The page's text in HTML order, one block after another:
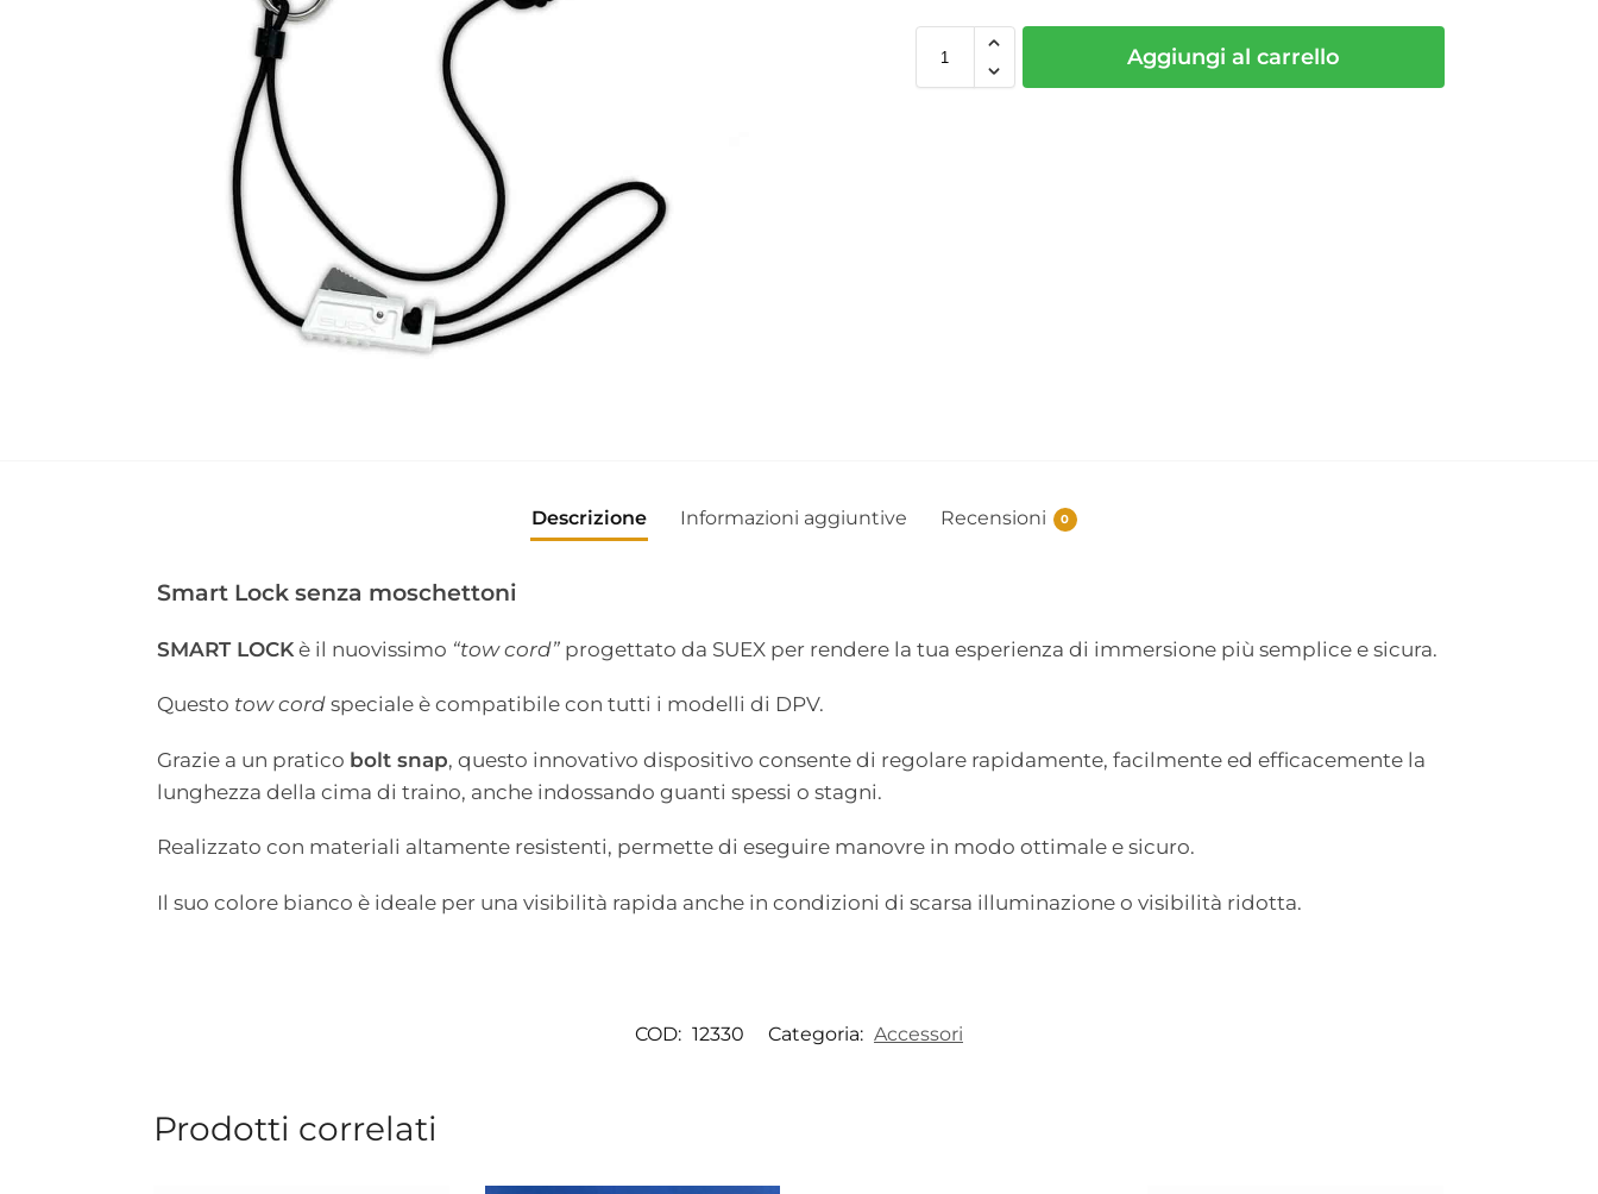
Aggiungi al carrello
Descrizione Informazioni aggiuntive Recensioni 0
Smart Lock senza moschettoni
SMART LOCKè il nuovissimo “tow cord”progettato da SUEX per rendere la tua esperienza di immersione più semplice e sicura.
Questo tow cordspeciale è compatibile con tutti i modelli di DPV.
Grazie a un pratico bolt snap, questo innovativo dispositivo consente di regolare rapidamente, facilmente ed efficacemente la
lunghezza della cima di traino, anche indossando guanti spessi o stagni.
Realizzato con materiali altamente resistenti, permette di eseguire manovre in modo ottimale e sicuro.
Il suo colore bianco è ideale per una visibilità rapida anche in condizioni di scarsa illuminazione o visibilità ridotta.
COD: 12330 Categoria: Accessori
Prodotti correlati